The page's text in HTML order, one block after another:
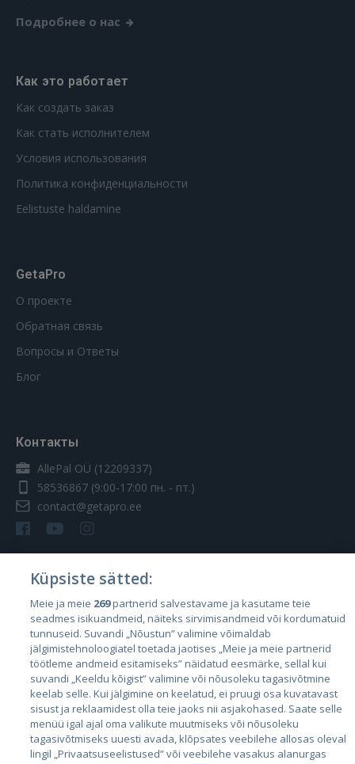
Подробнее о нас
Как это работает
Как создать заказ
Как стать исполнителем
Условия использования
Политика конфиденциальности
Eelistuste haldamine
GetaPro
О проекте
Обратная связь
Вопросы и Ответы
Блог
Контакты
AllePal OÜ (12209337)
58536867 (9:00-17:00 пн. - пт.)
contact@getapro.ee
Страны
Эстония
Латвия
Литва
Küpsiste sätted:
Meie ja meie 269partnerid salvestavame ja kasutame teie
seadmes isikuandmeid, näiteks sirvimisandmeid või kordumatuid
tunnuseid. Suvandi „Nõustun” valimine võimaldab
jälgimistehnoloogiatel toetada jaotises „Meie ja meie partnerid
töötleme andmeid esitamiseks” näidatud eesmärke, sellal kui
suvandi „Keeldu kõigist” valimine või nõusoleku tagasivõtmine
keelab selle. Kui jälgimine on keelatud, ei pruugi osa kuvatavast
sisust ja reklaamidest olla teie jaoks nii asjakohased. Saate selle
menüü igal ajal oma valikute muutmiseks või nõusoleku
tagasivõtmiseks uuesti avada, klõpsates veebilehe allosas oleval
lingil „Privaatsuseelistused” või veebilehe vasakus alanurgas